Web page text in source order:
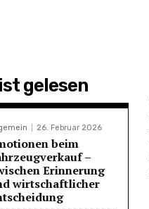
gelesen
26. Februar 2026
beim
–
Erinnerung
wirtschaftlicher